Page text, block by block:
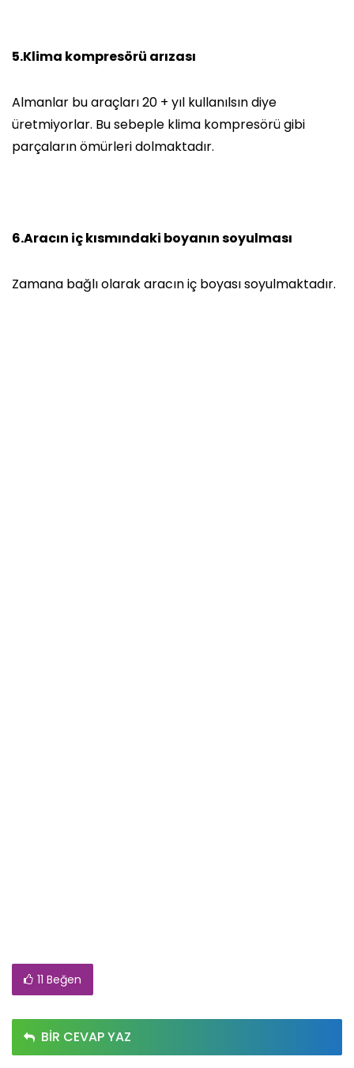
5.Klima kompresörü arızası
Almanlar bu araçları 20 + yıl kullanılsın diye
üretmiyorlar. Bu sebeple klima kompresörü gibi
parçaların ömürleri dolmaktadır.
6.Aracın iç kısmındaki boyanın soyulması
Zamana bağlı olarak aracın iç boyası soyulmaktadır.
11 Beğen
BIR CEVAP YAZ